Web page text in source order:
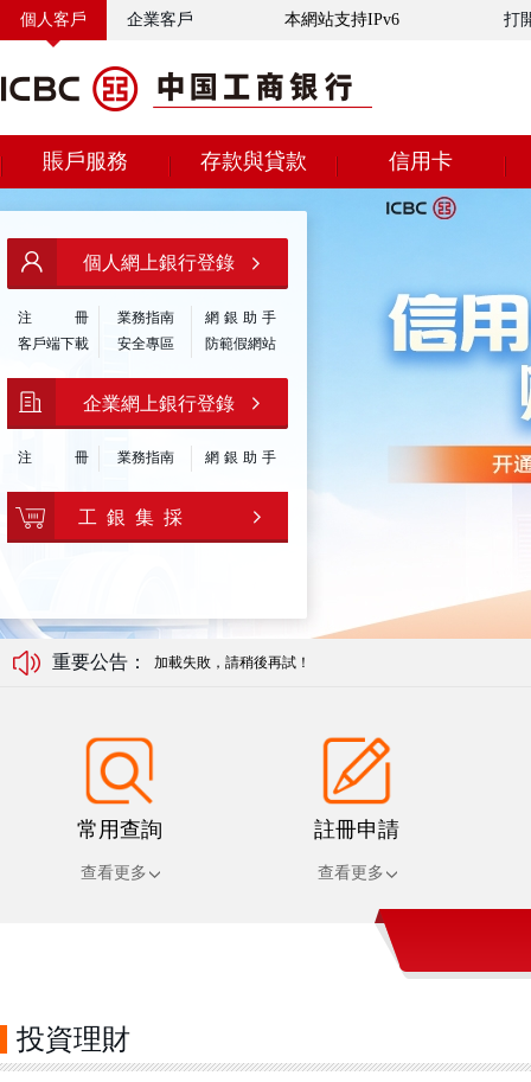
個人客戶 企業客戶 本網站支持IPv6 打
賬戶服務 存款與貸款 信用卡
個人網上銀行登錄
注 冊 業務指南
網銀助手
客戶端下載
安全專區 防範假網站
企業網上銀行登錄
注 冊 業務指南 網銀助手
工 銀 集 採
重要公告： 加載失敗，請稍後再試！
常用查詢
查看更多
註冊申請
查看更多
投資理財